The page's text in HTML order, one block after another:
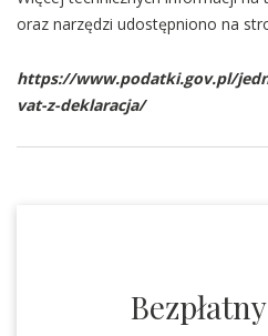
oraz narzędzi udostępniono na
https://www.podatki.gov.pl/
vat-z-deklaracja/